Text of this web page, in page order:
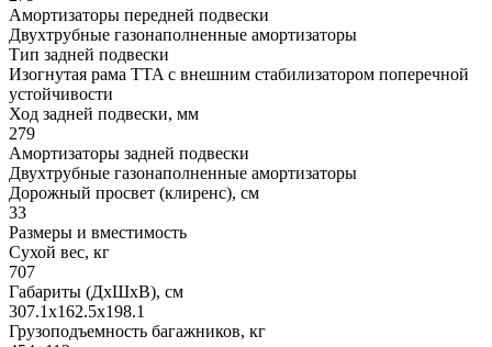
Амортизаторы передней подвески
Двухтрубные газонаполненные амортизаторы
Тип задней подвески
Изогнутая рама TTA с внешним стабилизатором поперечной
устойчивости
Ход задней подвески, мм
279
Амортизаторы задней подвески
Двухтрубные газонаполненные амортизаторы
Дорожный просвет (клиренс), см
33
Размеры и вместимость
Сухой вес, кг
707
Габариты (ДхШхВ), см
307.1x162.5x198.1
Грузоподъемность багажников, кг